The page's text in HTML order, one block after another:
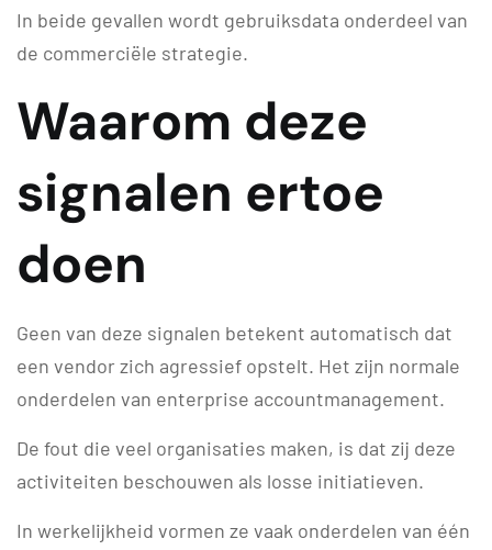
In beide gevallen wordt gebruiksdata onderdeel van
de commerciële strategie.
Waarom deze
signalen ertoe
doen
Geen van deze signalen betekent automatisch dat
een vendor zich agressief opstelt. Het zijn normale
onderdelen van enterprise accountmanagement.
De fout die veel organisaties maken, is dat zij deze
activiteiten beschouwen als losse initiatieven.
In werkelijkheid vormen ze vaak onderdelen van één